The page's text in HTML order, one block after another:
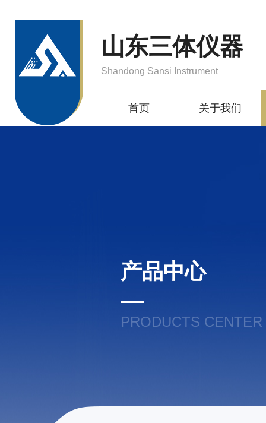
山东三体仪器
Shandong Sansi Instrument
首页 关于我们
产品中心
PRODUCTS CENTER